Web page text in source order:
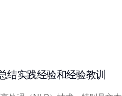
结实践经验和经验教训